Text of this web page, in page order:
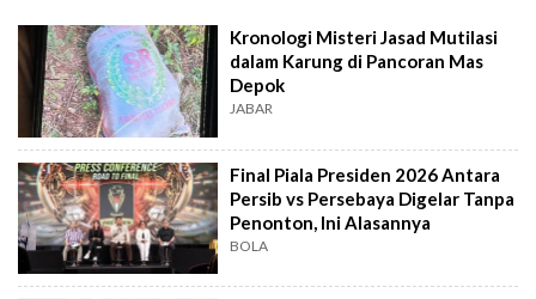
Kronologi Misteri Jasad Mutilasi
dalam Karung di Pancoran Mas
Depok
JABAR
Final Piala Presiden 2026 Antara
Persib vs Persebaya Digelar Tanpa
Penonton, Ini Alasannya
BOLA